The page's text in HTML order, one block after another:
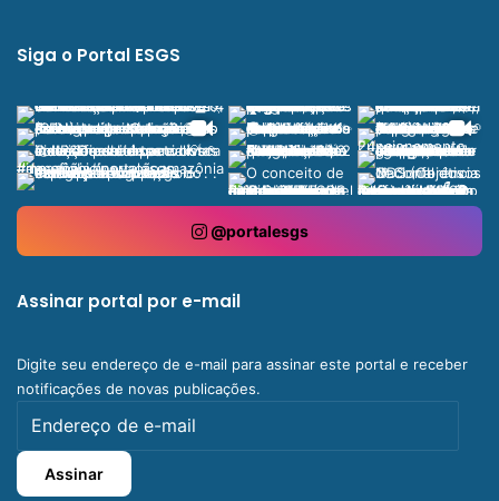
Siga o Portal ESGS
@portalesgs
Assinar portal por e-mail
Digite seu endereço de e-mail para assinar este portal e receber
notificações de novas publicações.
de
e-
mail
Assinar